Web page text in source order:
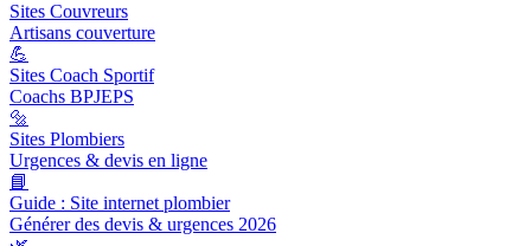
Sites Couvreurs
Artisans couverture
💪
Sites Coach Sportif
Coachs BPJEPS
🔩
Sites Plombiers
Urgences & devis en ligne
📘
Guide : Site internet plombier
Générer des devis & urgences 2026